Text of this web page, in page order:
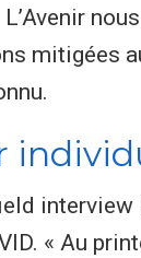
mitigées
« Au